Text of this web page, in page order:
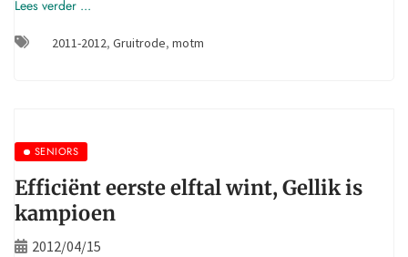
Lees verder ...
2011-2012, Gruitrode, motm
SENIORS
Efficiënt eerste elftal wint, Gellik is
kampioen
2012/04/15